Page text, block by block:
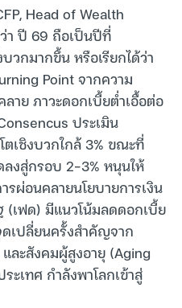
Head of Wealth
า ปี 69 ถือเป็นปีที่
กมากขึ้น หรือเรียกได้ว่า
Point จากความ
าย ภาวะดอกเบี้ยต่ำเอื้อต่อ
ประเมิน
เชิงบวกใกล้ 3% ขณะที่
งสู่กรอบ 2-3% หนุนให้
รผ่อนคลายนโยบายการเงิน
(เฟด) มีแนวโน้มลดดอกเบี้ย
เปลี่ยนครั้งสำคัญจาก
ละสังคมผู้สูงอายุ (Aging
ะเทศ กำลังพาโลกเข้าสู่